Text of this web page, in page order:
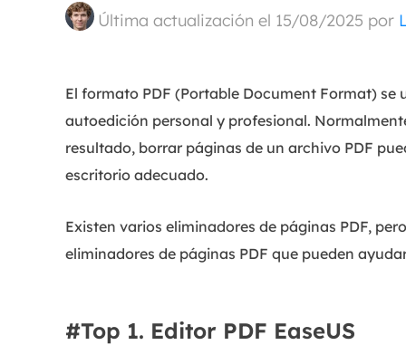
Última actualización el 15/08/2025 por
El formato PDF (Portable Document Format)
autoedición personal y profesional.
resultado, borrar páginas de un archivo PDF
escritorio adecuado.
Existen varios eliminadores de páginas PDF,
eliminadores de páginas PDF que pueden
#Top 1. Editor PDF EaseUS